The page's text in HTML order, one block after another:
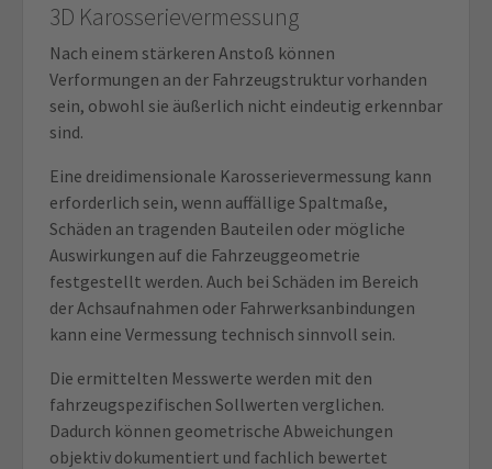
3D Karosserievermessung
Nach einem stärkeren Anstoß können
Verformungen an der Fahrzeugstruktur vorhanden
sein, obwohl sie äußerlich nicht eindeutig erkennbar
sind.
Eine dreidimensionale Karosserievermessung kann
erforderlich sein, wenn auffällige Spaltmaße,
Schäden an tragenden Bauteilen oder mögliche
Auswirkungen auf die Fahrzeuggeometrie
festgestellt werden. Auch bei Schäden im Bereich
der Achsaufnahmen oder Fahrwerksanbindungen
kann eine Vermessung technisch sinnvoll sein.
Die ermittelten Messwerte werden mit den
fahrzeugspezifischen Sollwerten verglichen.
Dadurch können geometrische Abweichungen
objektiv dokumentiert und fachlich bewertet